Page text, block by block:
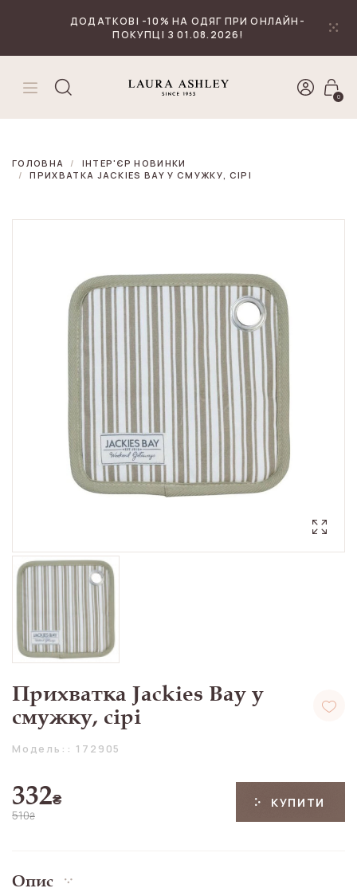
ДОДАТКОВІ -10% НА ОДЯГ ПРИ ОНЛАЙН-
ПОКУПЦІ З 01.08.2026!
0
ГОЛОВНА
ІНТЕР'ЄР НОВИНКИ
ПРИХВАТКА JACKIES BAY У СМУЖКУ, СІРІ
Прихватка Jackies Bay у
смужку, сірі
Модель:: 172905
332₴
510₴
КУПИТИ
Опис